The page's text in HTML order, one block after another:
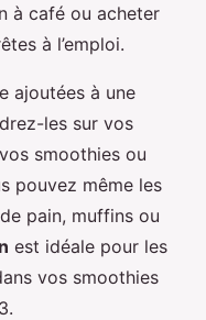
à café ou acheter
à l’emploi.
ajoutées à une
les sur vos
smoothies ou
pouvez même les
pain, muffins ou
est idéale pour les
vos smoothies